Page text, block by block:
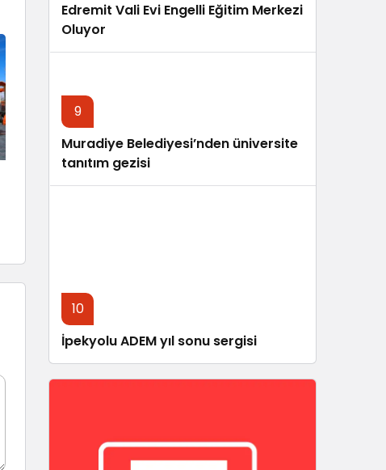
Edremit Vali Evi Engelli Eğitim Merkezi
Oluyor
9
Muradiye Belediyesi’nden üniversite
tanıtım gezisi
10
İpekyolu ADEM yıl sonu sergisi